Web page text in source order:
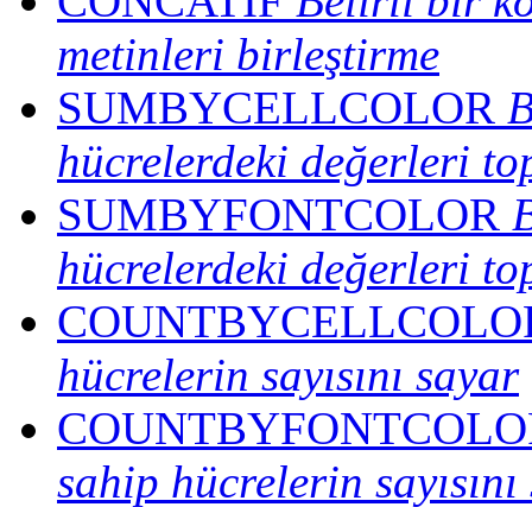
metinleri birleştirme
SUMBYCELLCOLOR
hücrelerdeki değerleri
SUMBYFONTCOLOR
hücrelerdeki değerleri
hücrelerin sayısını sayar
sahip hücrelerin